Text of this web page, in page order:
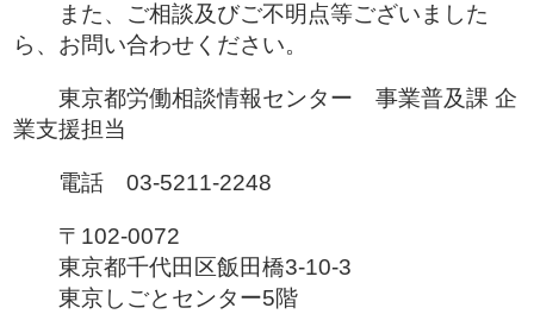
また、ご相談及びご不明点等ございました
ら、お問い合わせください。
東京都労働相談情報センター 事業普及課 企
業支援担当
電話 03-5211-2248
〒102-0072
東京都千代田区飯田橋3-10-3
東京しごとセンター5階